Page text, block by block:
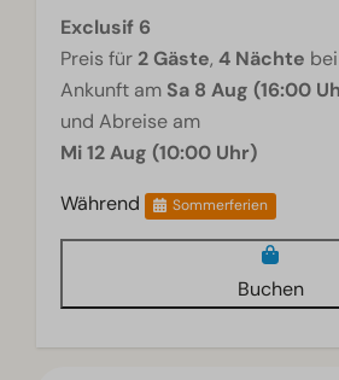
Exclusif 6
Preis für 2 Gäste, 4 Nächte bei
Ankunft am Sa 8 Aug (16:00
und Abreise am
Mi 12 Aug (10:00 Uhr)
Während
Sommerferien
Buchen